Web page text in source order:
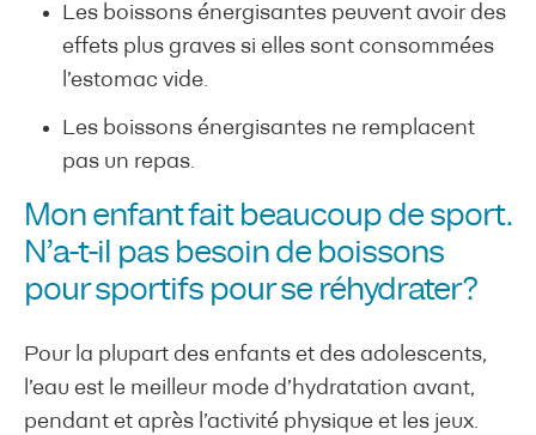
Les boissons énergisantes peuvent avoir des
effets plus graves si elles sont consommées
l’estomac vide.
Les boissons énergisantes ne remplacent
pas un repas.
Mon enfant fait beaucoup de sport.
N’a-t-il pas besoin de boissons
pour sportifs pour se réhydrater?
Pour la plupart des enfants et des adolescents,
l’eau est le meilleur mode d’hydratation avant,
pendant et après l’activité physique et les jeux.